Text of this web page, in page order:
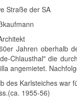
Straße der SA
Jahren oberhalb
Chlausthal" die
angemietet.
des Karlsteiches war
1955-56)